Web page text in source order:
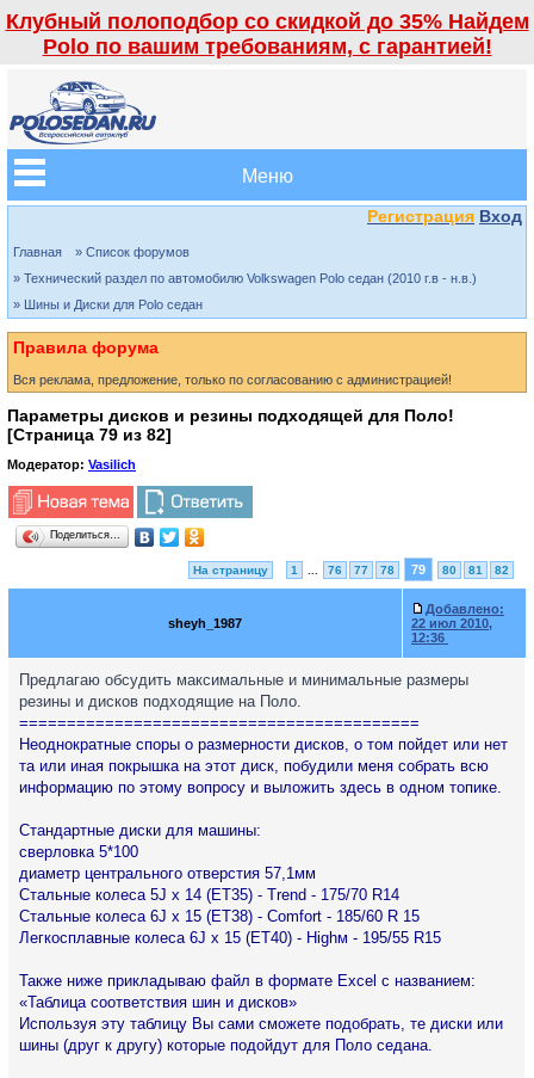
Клубный полоподбор со скидкой до 35% Найдем
Polo по вашим требованиям, с гарантией!
Меню
Регистрация Вход
Главная
» Список форумов
» Технический раздел по автомобилю Volkswagen Polo седан (2010 г.в - н.в.)
» Шины и Диски для Polo седан
Правила форума
Вся реклама, предложение, только по согласованию с администрацией!
Параметры дисков и резины подходящей для Поло!
[Страница 79 из 82]
Модератор: Vasilich
Поделиться…
На страницу 1 76 77 78 79 80 81 82
sheyh_1987
Добавлено:
22 июл 2010,
12:36
Предлагаю обсудить максимальные и минимальные размеры
резины и дисков подходящие на Поло.
==========================================
Неоднократные споры о размерности дисков, о том пойдет или нет
та или иная покрышка на этот диск, побудили меня собрать всю
информацию по этому вопросу и выложить здесь в одном топике.
Стандартные диски для машины:
сверловка 5*100
диаметр центрального отверстия 57,1мм
Стальные колеса 5J x 14 (ЕТ35) - Trend - 175/70 R14
Стальные колеса 6J x 15 (ЕТ38) - Comfort - 185/60 R 15
Легкосплавные колеса 6J x 15 (ЕТ40) - Highм - 195/55 R15
Также ниже прикладываю файл в формате Excel с названием:
«Таблица соответствия шин и дисков»
Используя эту таблицу Вы сами сможете подобрать, те диски или
шины (друг к другу) которые подойдут для Поло седана.